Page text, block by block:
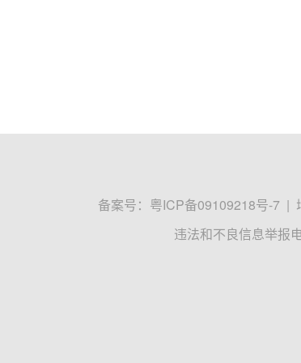
备案号： 粤ICP备09109218号-7 |
违法和不良信息举报